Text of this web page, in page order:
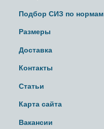
Подбор СИЗ по нормам
Размеры
Доставка
Контакты
Статьи
Карта сайта
Вакансии